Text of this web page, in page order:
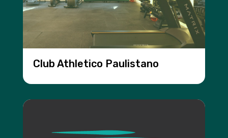
Club Athletico Paulistano